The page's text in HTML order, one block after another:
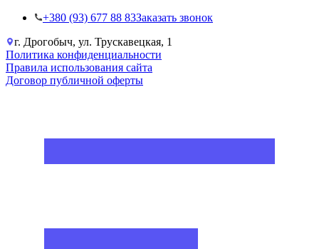
+38‎0 (93) 677 88 83Заказать звонок
г. Дрогобыч, ул. Трускавецкая, 1
Политика конфиденциальности
Правила использования сайта
Договор публичной оферты